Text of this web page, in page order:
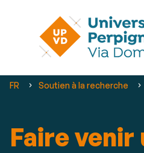
Vous
FR Soutien à la recherche
Faire